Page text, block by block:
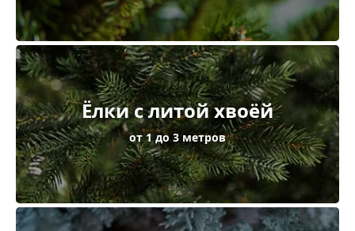
Ёлки с литой хвоёй
от 1 до 3 метров